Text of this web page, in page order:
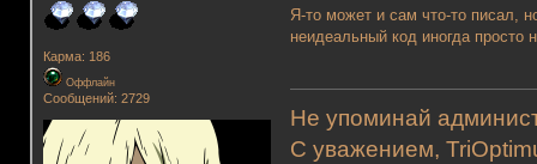
Карма: 186
Оффлайн
Сообщений: 2729
Я-то может и сам что-то писал,
неидеальный код иногда просто
Не упоминай
С уважением,